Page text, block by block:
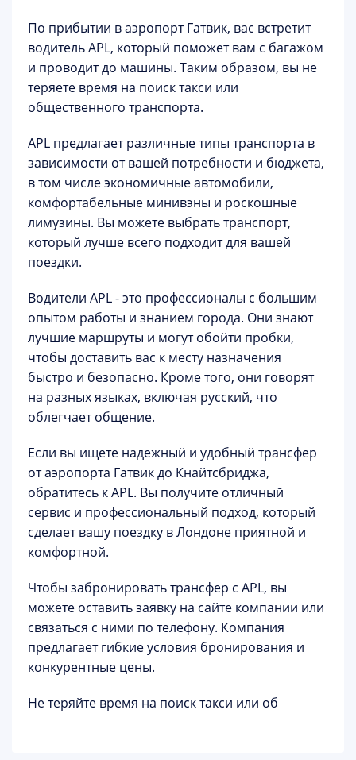
По прибытии в аэропорт Гатвик, вас встретит
водитель APL, который поможет вам с багажом
и проводит до машины. Таким образом, вы не
теряете время на поиск такси или
общественного транспорта.
APL предлагает различные типы транспорта в
зависимости от вашей потребности и бюджета,
в том числе экономичные автомобили,
комфортабельные минивэны и роскошные
лимузины. Вы можете выбрать транспорт,
который лучше всего подходит для вашей
поездки.
Водители APL - это профессионалы с большим
опытом работы и знанием города. Они знают
лучшие маршруты и могут обойти пробки,
чтобы доставить вас к месту назначения
быстро и безопасно. Кроме того, они говорят
на разных языках, включая русский, что
облегчает общение.
Если вы ищете надежный и удобный трансфер
от аэропорта Гатвик до Кнайтсбриджа,
обратитесь к APL. Вы получите отличный
сервис и профессиональный подход, который
сделает вашу поездку в Лондоне приятной и
комфортной.
Чтобы забронировать трансфер с APL, вы
можете оставить заявку на сайте компании или
связаться с ними по телефону. Компания
предлагает гибкие условия бронирования и
конкурентные цены.
Не теряйте время на поиск такси или об